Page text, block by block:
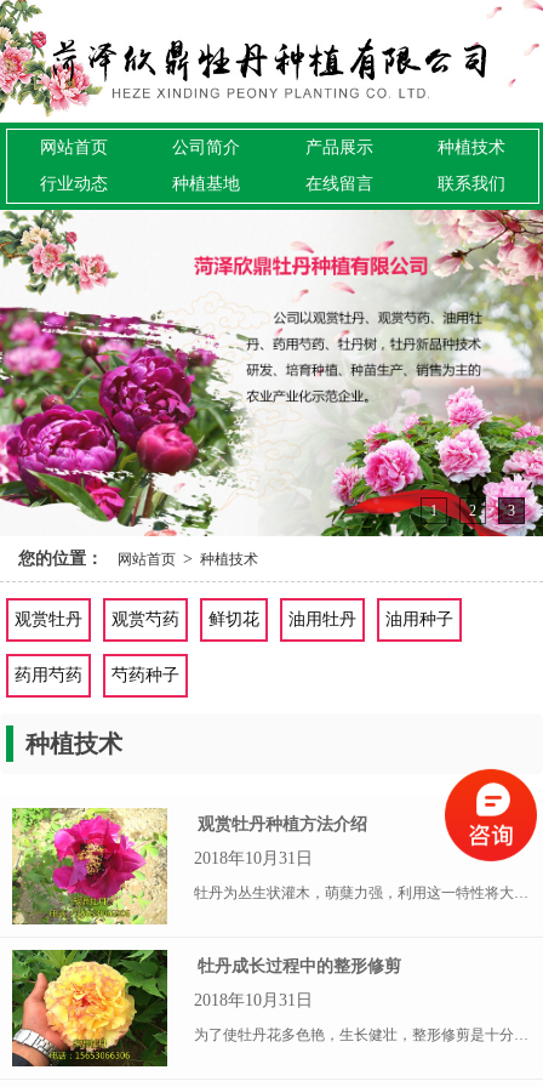
网站首页 公司简介 产品展示
种植技术
行业动态
种植基地 在线留言 联系我们
1 2 3
您的位置： 网站首页 > 种植技术
观赏牡丹 观赏芍药 鲜切花 油用牡丹 油用种子
药用芍药 芍药种子
种植技术
观赏牡丹种植方法介绍
2018年10月31日
牡丹为丛生状灌木，萌蘖力强，利用这一特性将大株牡丹分成多个小株单独培养成苗，称为分株繁殖。分株繁殖属无性繁殖，简单易行，容易掌握，是规模化生产催花种苗的主要方法。分株苗能保持母株的品种特性，但繁殖系数低。
牡丹成长过程中的整形修剪
2018年10月31日
为了使牡丹花多色艳，生长健壮，整形修剪是十分重要的。牡丹整形主要包括定干、修枝、除芽、疏蕾、剪除残花等工作。牡丹栽植2—3年即可进行定干。对生长势特强，生长旺盛的品种，可以修剪成独干的牡丹树。对生长势弱，发枝数量少的品种，一般剪除细弱枝，保留强枝。